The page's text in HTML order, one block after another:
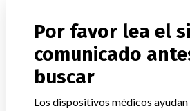
COULTER
Manufacturer BECKMAN
Por favor lea el
comunicado
buscar
Los dispositivos médicos ayudan